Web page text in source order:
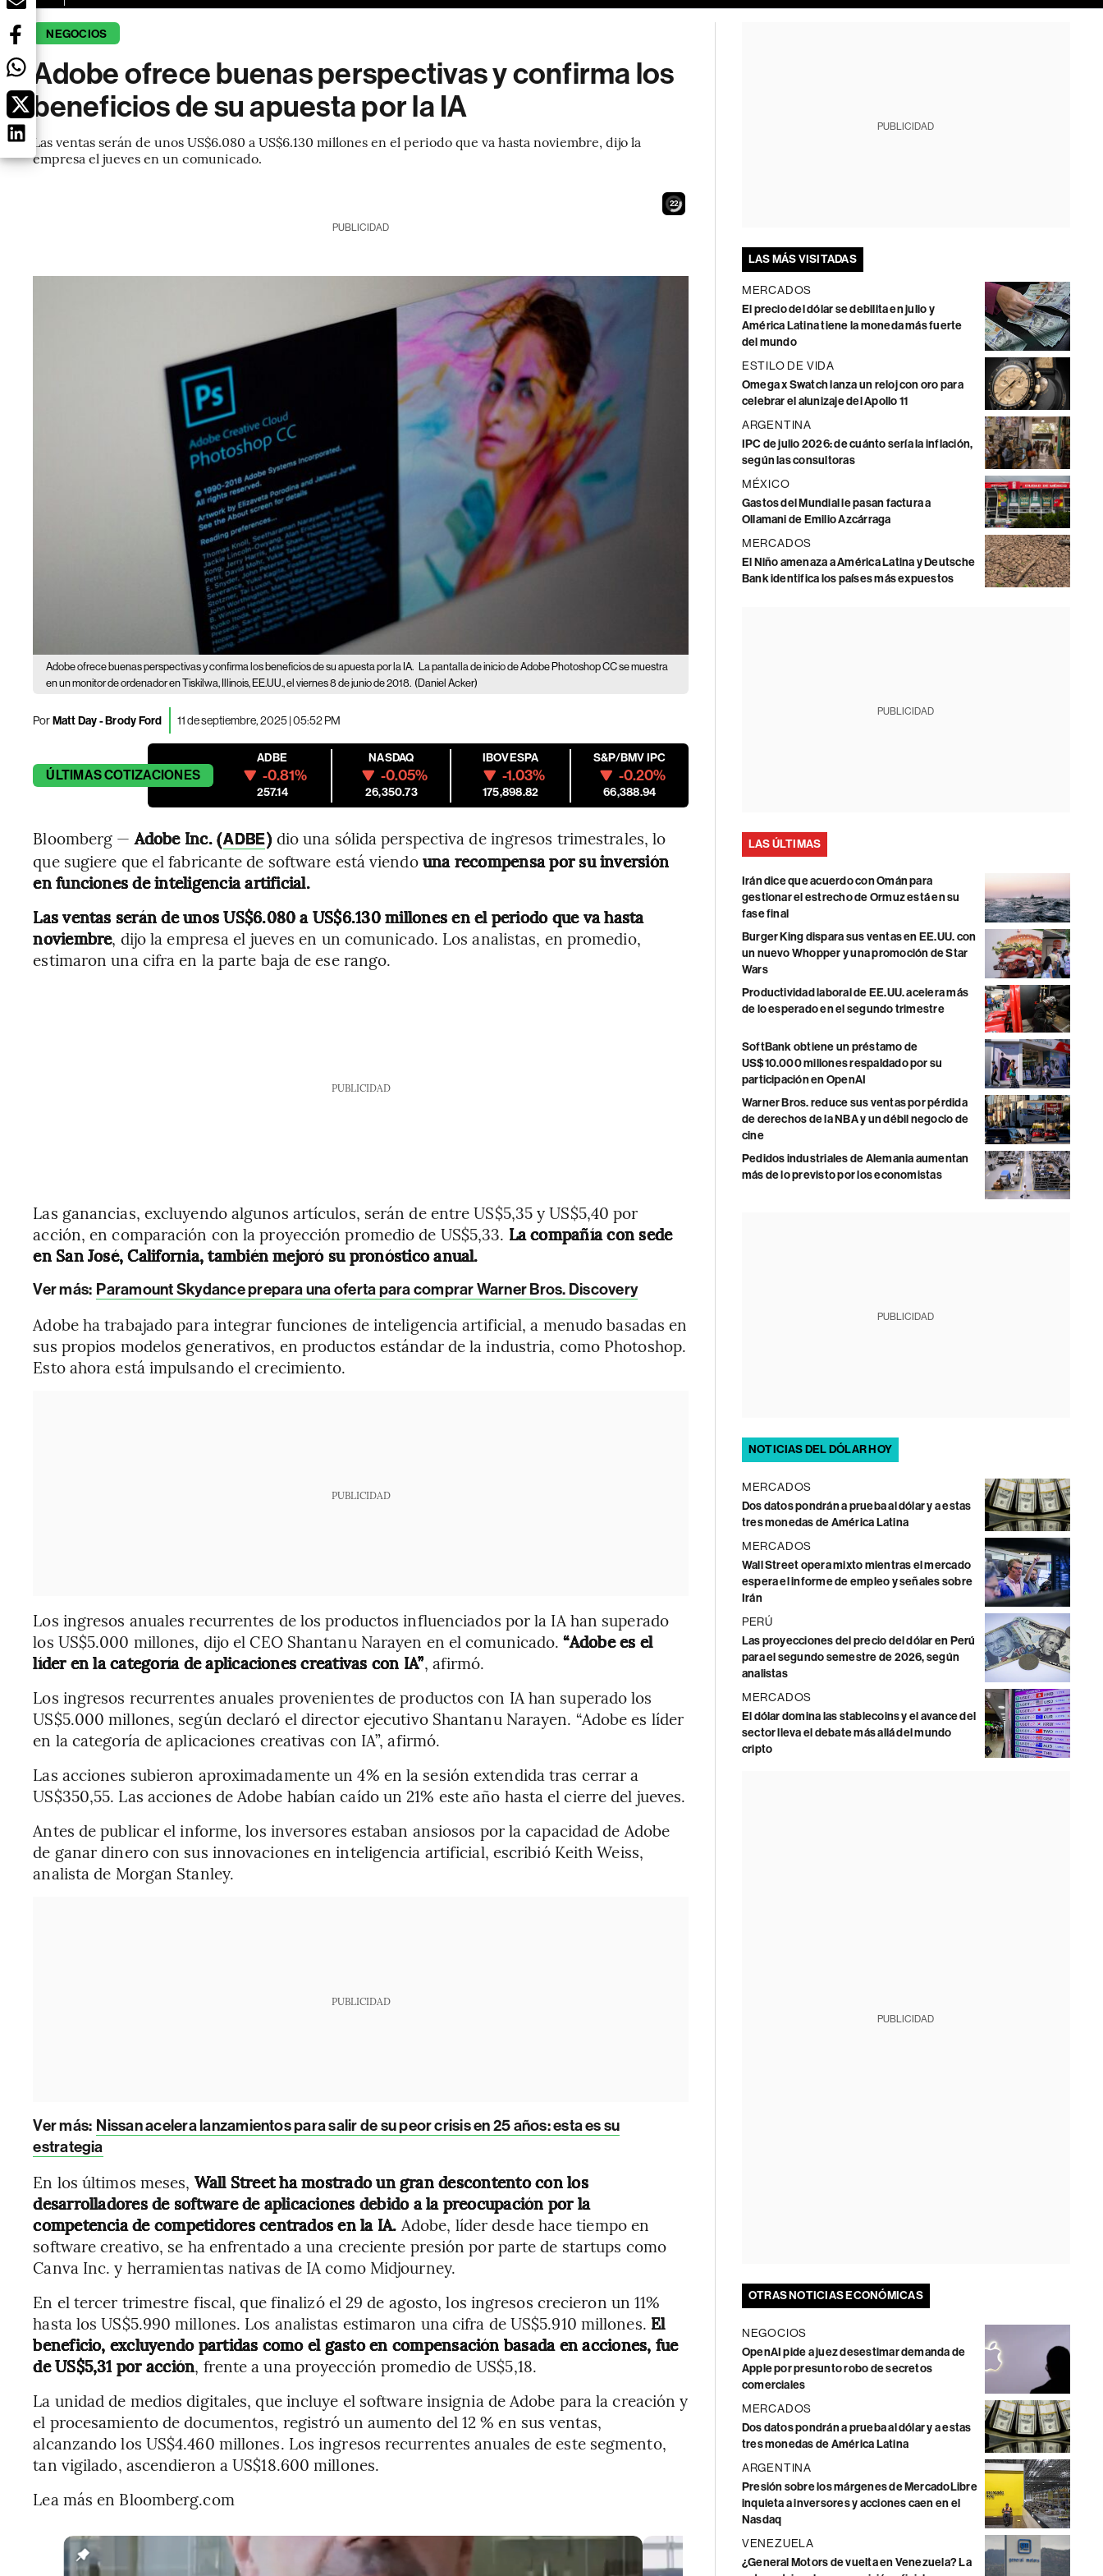
NEGOCIOS
Adobe ofrece buenas perspectivas y confirma los
beneficios de su apuesta por la IA
Las ventas serán de unos US$6.080 a US$6.130 millones en el periodo que va hasta noviembre, dijo la
empresa el jueves en un comunicado.
20
PUBLICIDAD
Adobe ofrece buenas perspectivas y confirma los beneficios de su apuesta por la IA. La pantalla de inicio de Adobe Photoshop CC se muestra
en un monitor de ordenador en Tiskilwa, Illinois, EE.UU., el viernes 8 de junio de 2018. (Daniel Acker)
PorMatt Day - Brody Ford 11 de septiembre, 2025 | 05:52 PM
ÚLTIMASCOTIZACIONES
ADBE
-0.81%
257.14
NASDAQ
-0.05%
26,350.73
IBOVESPA
-1.03%
175,898.82
S&P/BMV IPC
-0.20%
66,388.94
Bloomberg —Adobe Inc. (ADBE) dio una sólida perspectiva de ingresos trimestrales, lo
que sugiere que el fabricante de software está viendouna recompensa por su inversión
en funciones de inteligencia artificial.
Las ventas serán de unos US$6.080 a US$6.130 millones en el periodo que va hasta
noviembre, dijo la empresa el jueves en un comunicado. Los analistas, en promedio,
estimaron una cifra en la parte baja de ese rango.
PUBLICIDAD
Las ganancias, excluyendo algunos artículos, serán de entre US$5,35 y US$5,40 por
acción, en comparación con la proyección promedio de US$5,33. La compañía con sede
en San José, California, también mejoró su pronóstico anual.
Ver más: Paramount Skydance prepara una oferta para comprar Warner Bros. Discovery
Adobe ha trabajado para integrar funciones de inteligencia artificial, a menudo basadas en
sus propios modelos generativos, en productos estándar de la industria, como Photoshop.
Esto ahora está impulsando el crecimiento.
PUBLICIDAD
Los ingresos anuales recurrentes de los productos influenciados por la IA han superado
los US$5.000 millones, dijo el CEO Shantanu Narayen en el comunicado. “Adobe es el
líder en la categoría de aplicaciones creativas con IA”, afirmó.
Los ingresos recurrentes anuales provenientes de productos con IA han superado los
US$5.000 millones, según declaró el director ejecutivo Shantanu Narayen. “Adobe es líder
en la categoría de aplicaciones creativas con IA”, afirmó.
Las acciones subieron aproximadamente un 4% en la sesión extendida tras cerrar a
US$350,55. Las acciones de Adobe habían caído un 21% este año hasta el cierre del jueves.
Antes de publicar el informe, los inversores estaban ansiosos por la capacidad de Adobe
de ganar dinero con sus innovaciones en inteligencia artificial, escribió Keith Weiss,
analista de Morgan Stanley.
PUBLICIDAD
Ver más: Nissan acelera lanzamientos para salir de su peor crisis en 25 años: esta es su
estrategia
En los últimos meses, Wall Street ha mostrado un gran descontento con los
desarrolladores de software de aplicaciones debido a la preocupación por la
competencia de competidores centrados en la IA. Adobe, líder desde hace tiempo en
software creativo, se ha enfrentado a una creciente presión por parte de startups como
Canva Inc. y herramientas nativas de IA como Midjourney.
En el tercer trimestre fiscal, que finalizó el 29 de agosto, los ingresos crecieron un 11%
hasta los US$5.990 millones. Los analistas estimaron una cifra de US$5.910 millones. El
beneficio, excluyendo partidas como el gasto en compensación basada en acciones, fue
de US$5,31 por acción, frente a una proyección promedio de US$5,18.
La unidad de medios digitales, que incluye el software insignia de Adobe para la creación y
el procesamiento de documentos, registró un aumento del 12 % en sus ventas,
alcanzando los US$4.460 millones. Los ingresos recurrentes anuales de este segmento,
tan vigilado, ascendieron a US$18.600 millones.
Lea más en Bloomberg.com
PUBLICIDAD
LAS MÁS VISITADAS
MERCADOS
El precio del dólar se debilita en julio y
América Latina tiene la moneda más fuerte
del mundo
ESTILO DE VIDA
Omega x Swatch lanza un reloj con oro para
celebrar el alunizaje del Apollo 11
ARGENTINA
IPC de julio 2026: de cuánto sería la inflación,
según las consultoras
MÉXICO
Gastos del Mundial le pasan factura a
Ollamani de Emilio Azcárraga
MERCADOS
El Niño amenaza a América Latina y Deutsche
Bank identifica los países más expuestos
PUBLICIDAD
LAS ÚLTIMAS
Irán dice que acuerdo con Omán para
gestionar el estrecho de Ormuz está en su
fase final
Burger King dispara sus ventas en EE.UU. con
un nuevo Whopper y una promoción de Star
Wars
Productividad laboral de EE.UU. acelera más
de lo esperado en el segundo trimestre
SoftBank obtiene un préstamo de
US$10.000 millones respaldado por su
participación en OpenAI
Warner Bros. reduce sus ventas por pérdida
de derechos de la NBA y un débil negocio de
cine
Pedidos industriales de Alemania aumentan
más de lo previsto por los economistas
PUBLICIDAD
NOTICIAS DEL DÓLAR HOY
MERCADOS
Dos datos pondrán a prueba al dólar y a estas
tres monedas de América Latina
MERCADOS
Wall Street opera mixto mientras el mercado
espera el informe de empleo y señales sobre
Irán
PERÚ
Las proyecciones del precio del dólar en Perú
para el segundo semestre de 2026, según
analistas
MERCADOS
El dólar domina las stablecoins y el avance del
sector lleva el debate más allá del mundo
cripto
PUBLICIDAD
OTRAS NOTICIAS ECONÓMICAS
NEGOCIOS
OpenAI pide a juez desestimar demanda de
Apple por presunto robo de secretos
comerciales
MERCADOS
Dos datos pondrán a prueba al dólar y a estas
tres monedas de América Latina
ARGENTINA
Presión sobre los márgenes de MercadoLibre
inquieta a inversores y acciones caen en el
Nasdaq
VENEZUELA
¿General Motors de vuelta en Venezuela? La